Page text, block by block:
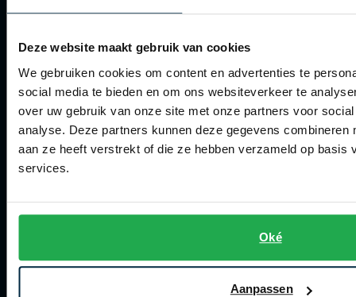
Deze website maakt gebruik van cookies
We gebruiken cookies om content en advertenties te
social media te bieden en om ons websiteverkeer te
over uw gebruik van onze site met onze partners voor
analyse. Deze partners kunnen deze gegevens combineren
aan ze heeft verstrekt of die ze hebben verzameld op basis
services.
Oké
Aanpassen
Bestellen
Betalen
Verzenden
Retourneren
Klachtenafhandeling
Actievoorwaarden
Winkel